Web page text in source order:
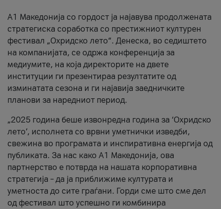
A1 Македонија со гордост ја најавува продолжената
стратегиска соработка со престижниот културен
фестивал „Охридско лето“. Денеска, во седиштето
на компанијата, се одржа конференција за
медиумите, на која директорите на двете
институции ги презентираа резултатите од
изминатата сезона и ги најавија заедничките
планови за наредниот период.
„2025 година беше извонредна година за ‘Охридско
лето’, исполнета со врвни уметнички изведби,
свежина во програмата и инспиративна енергија од
публиката. За нас како A1 Македонија, ова
партнерство е потврда на нашата корпоративна
стратегија – да ја приближиме културата и
уметноста до сите граѓани. Горди сме што сме дел
од фестивал што успешно ги комбинира